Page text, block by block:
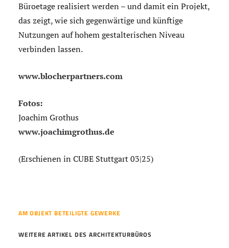
Büroetage realisiert werden – und damit ein Projekt,
das zeigt, wie sich gegenwärtige und künftige
Nutzungen auf hohem gestalterischen Niveau
verbinden lassen.
www.blocherpartners.com
Fotos:
Joachim Grothus
www.joachimgrothus.de
(Erschienen in CUBE Stuttgart 03|25)
AM OBJEKT BETEILIGTE GEWERKE
WEITERE ARTIKEL DES ARCHITEKTURBÜROS